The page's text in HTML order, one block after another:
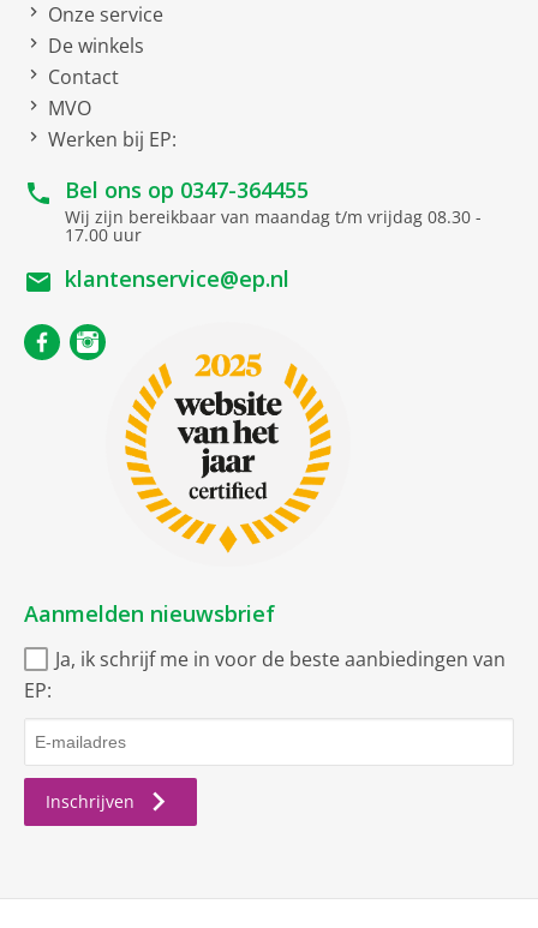
Onze service
De winkels
Contact
MVO
Werken bij EP:
Bel ons op 0347-364455
Wij zijn bereikbaar van maandag t/m vrijdag 08.30 -
17.00 uur
klantenservice@ep.nl
Aanmelden nieuwsbrief
Ja, ik schrijf me in voor de beste aanbiedingen van
EP:
Inschrijven